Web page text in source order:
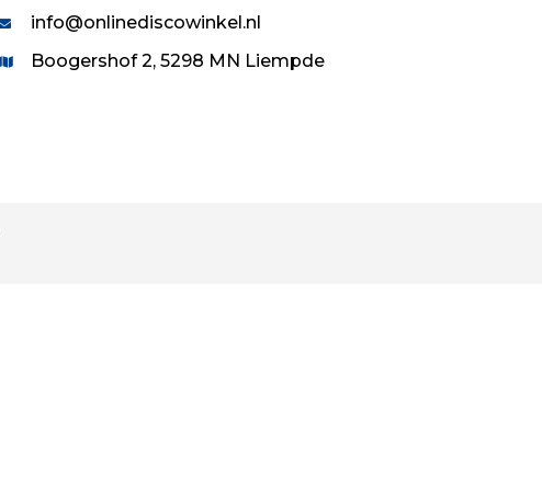
info@onlinediscowinkel.nl
Boogershof 2, 5298 MN Liempde